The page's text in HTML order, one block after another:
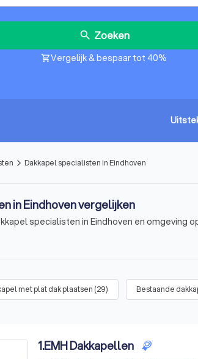
search Zoeken
shopping_cartVergelijk & bespaar tot 40%
arrow_forward_ios Dakkapel specialisten in Eindhoven
in Eindhoven vergelijken
specialisten in Eindhoven en omgeving
met plat dak plaatsen (29) Bestaande
1.EMH Dakkapellen